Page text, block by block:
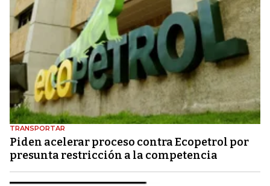
TRANSPORTAR
Piden acelerar proceso contra Ecopetrol por
presunta restricción a la competencia